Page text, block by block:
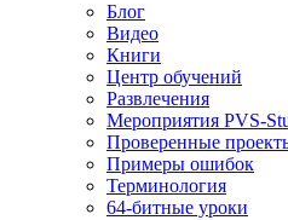
Блог
Видео
Книги
Центр обучений
Развлечения
Мероприятия PVS-
Проверенные
Примеры ошибок
Терминология
64-битные уроки